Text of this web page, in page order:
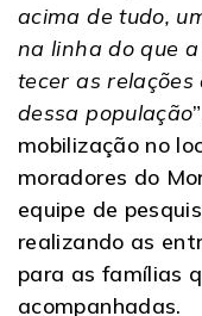
acima de tudo,
na linha do que
tecer as
dessa população
mobilização no
moradores do
equipe de
realizando as
para as famílias
acompanhadas.